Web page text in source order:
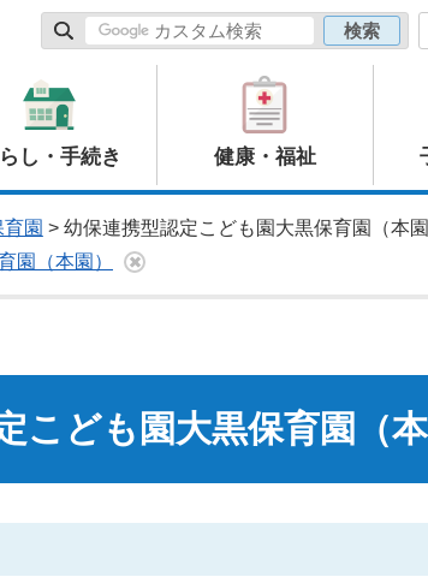
し・手続き 健康・福祉
園 > 幼保連携型認定こども園大黒保育園（本園
園（本園）
こども園大黒保育園（本